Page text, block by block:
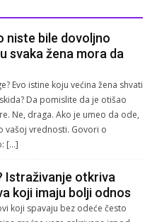
niste bile dovoljno
svaka žena mora da
Evo istine koju većina žena shvati
Da pomislite da je otišao
Ne, draga. Ako je umeo da ode,
vašoj vrednosti. Govori o
[…]
Istraživanje otkriva
koji imaju bolji odnos
koji spavaju bez odeće često